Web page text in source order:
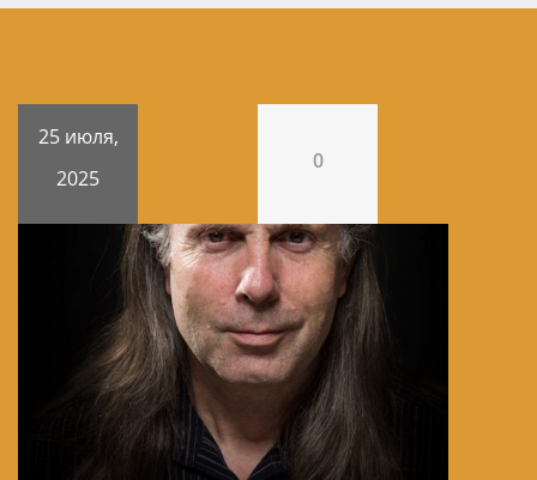
25 июля,
2025
0